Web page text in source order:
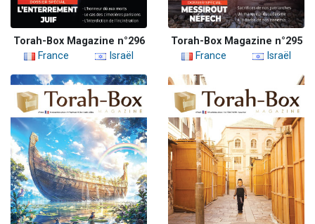
Torah-Box Magazine n°296
France
Israël
Torah-Box Magazine n°295
France
Israël